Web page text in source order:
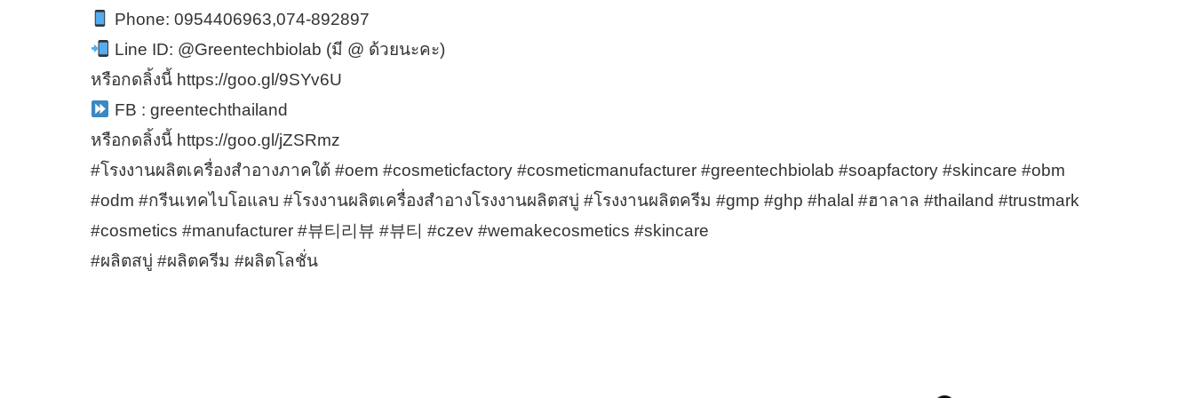
Phone: 0954406963,074-892897
Line ID: @Greentechbiolab (มี @ ด้วยนะคะ)
หรือกดลิ้งนี้ https://goo.gl/9SYv6U
FB : greentechthailand
หรือกดลิ้งนี้ https://goo.gl/jZSRmz
#โรงงานผลิตเครื่องสำอางภาคใต้ #oem #cosmeticfactory #cosmeticmanufacturer #greentechbiolab #soapfactory #skincare #obm
#odm #กรีนเทคไบโอแลบ #โรงงานผลิตเครื่องสำอางโรงงานผลิตสบู่ #โรงงานผลิตครีม #gmp #ghp #halal #ฮาลาล #thailand #trustmark
#cosmetics #manufacturer #뷰티리뷰 #뷰티 #czev #wemakecosmetics #skincare
#ผลิตสบู่ #ผลิตครีม #ผลิตโลชั่น